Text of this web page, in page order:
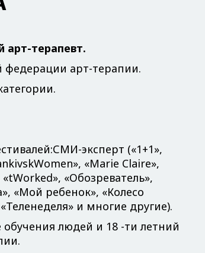
терапевт.
федерации арт-терапии.
эксперт («1+1»,
«Marie Claire»,
«Обозреватель»,
«Мой ребенок», «Колесо
и многие другие).
людей и 18 -ти летний